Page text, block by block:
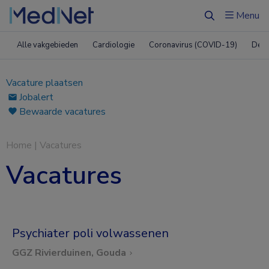
ZoekenMenu
Alle vakgebieden Cardiologie Coronavirus (COVID-19)
Vacature plaatsen
Jobalert
Bewaarde vacatures
Home | Vacatures
Vacatures
Psychiater poli volwassenen
GGZ Rivierduinen, Gouda